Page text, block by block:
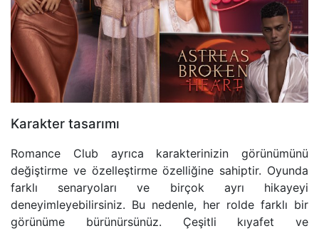
Karakter tasarımı
Romance Club ayrıca karakterinizin görünümünü
değiştirme ve özelleştirme özelliğine sahiptir. Oyunda
farklı senaryoları ve birçok ayrı hikayeyi
deneyimleyebilirsiniz. Bu nedenle, her rolde farklı bir
görünüme bürünürsünüz. Çeşitli kıyafet ve